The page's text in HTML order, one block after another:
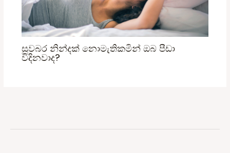
සුවබර නින්දක් නොමැතිකමින් ඔබ පීඩා
විදිනවාද?